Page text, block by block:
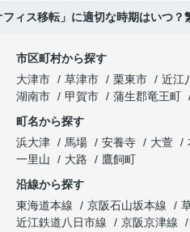
フィス移転」に適切な時期はいつ
市区町村から探す
大津市
草津市 栗東市 近江
湖南市
甲賀市 蒲生郡竜王町
町名から探す
浜大津
馬場 安養寺 大萱
一里山
大路
鷹飼町
沿線から探す
東海道本線
京阪石山坂本線
近江鉄道八日市線
京阪京津線